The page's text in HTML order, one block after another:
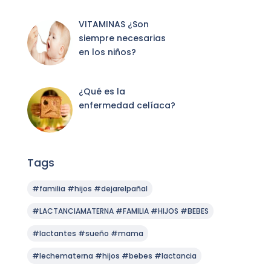
VITAMINAS ¿Son
siempre necesarias
en los niños?
¿Qué es la
enfermedad celíaca?
Tags
#familia #hijos #dejarelpañal
#LACTANCIAMATERNA #FAMILIA #HIJOS #BEBES
#lactantes #sueño #mama
#lechematerna #hijos #bebes #lactancia